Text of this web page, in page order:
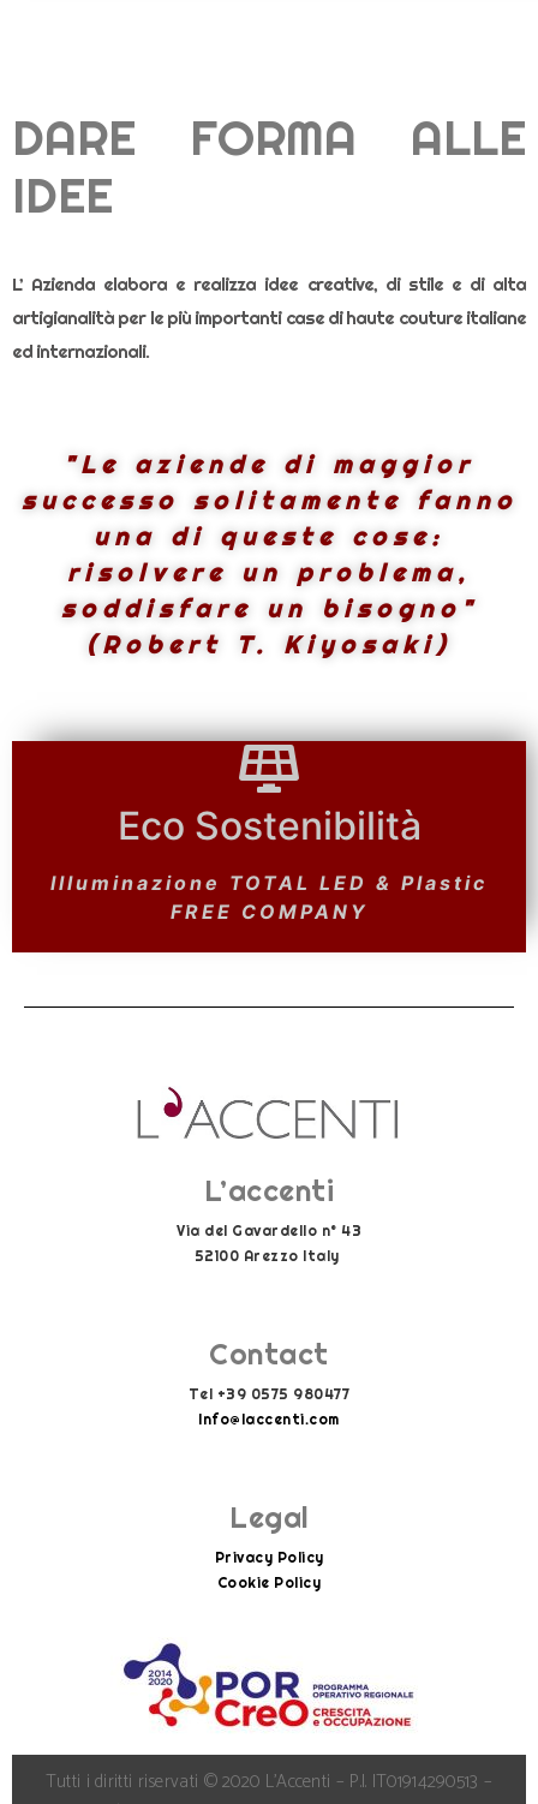
DARE FORMA ALLE
IDEE
L’ Azienda elabora e realizza idee creative, di stile e di alta
artigianalità per le più importanti case di haute couture italiane
ed internazionali.
"Le aziende di maggior
successo solitamente fanno
una di queste cose:
risolvere un problema,
soddisfare un bisogno"
(Robert T. Kiyosaki)
Eco Sostenibilità
Illuminazione TOTAL LED & Plastic
FREE COMPANY
Eco Sostenibilità
Depurazione e Riciclo ACQUE
PIOVANE
L’accenti
Via del Gavardello n° 43
52100 Arezzo Italy
Contact
Tel +39 0575 980477
Info@laccenti.com
Legal
Privacy Policy
Cookie Policy
Tutti i diritti riservati © 2020 L’Accenti – P.I. IT01914290513 –